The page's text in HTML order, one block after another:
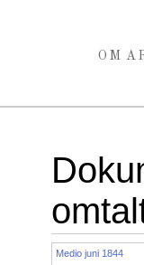
OM
Medio juni 1844